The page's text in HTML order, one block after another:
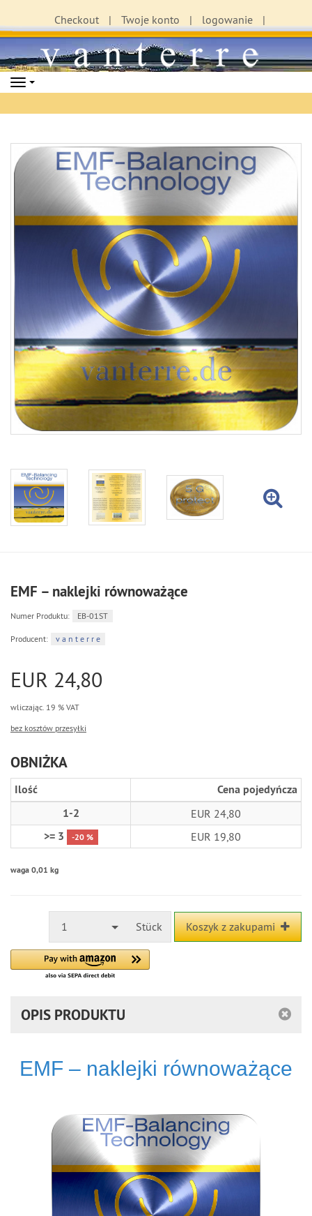
Checkout Twoje konto logowanie
Navigation
EMF – naklejki równoważące
Numer Produktu: EB-01ST
Producent: v a n t e r r e
EUR 24,80
wliczając. 19 % VAT
bez kosztów przesyłki
OBNIŻKA
Ilość
Cena pojedyńcza
1-2
EUR 24,80
>= 3 -20 % EUR 19,80
waga 0,01 kg
1 Stück Koszyk z zakupami
OPIS PRODUKTU
EMF – naklejki równoważące